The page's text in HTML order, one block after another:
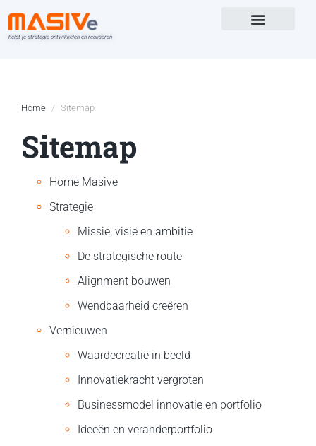
helpt je strategie ontwikkelen én realiseren
Home Sitemap
Sitemap
Home Masive
Strategie
Missie, visie en ambitie
De strategische route
Alignment bouwen
Wendbaarheid creëren
Vernieuwen
Waardecreatie in beeld
Innovatiekracht vergroten
Businessmodel innovatie en portfolio
Ideeën en veranderportfolio